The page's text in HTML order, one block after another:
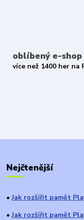
oblíbený e-shop
více než 1400 her na
Nejčtenější
● Jak rozšířit pamět
● Jak rozšířit pamět